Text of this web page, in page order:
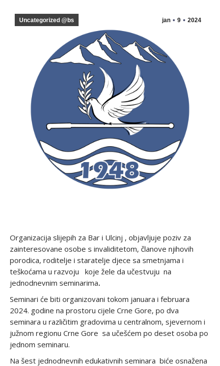
jan 9 2024
Uncategorized @bs
Organizacija slijepih za Bar i Ulcinj , objavljuje poziv za
zainteresovane osobe s invaliditetom, članove njihovih
porodica, roditelje i staratelje djece sa smetnjama i
teškoćama u razvoju
koje žele da učestvuju na
jednodnevnim seminarima.
Seminari će biti organizovani tokom januara i februara
2024. godine na prostoru cijele Crne Gore, po dva
seminara u različitim gradovima u centralnom, sjevernom i
južnom regionu Crne Gore sa učešćem po deset osoba po
jednom seminaru.
Na šest jednodnevnih edukativnih seminara biće osnažena